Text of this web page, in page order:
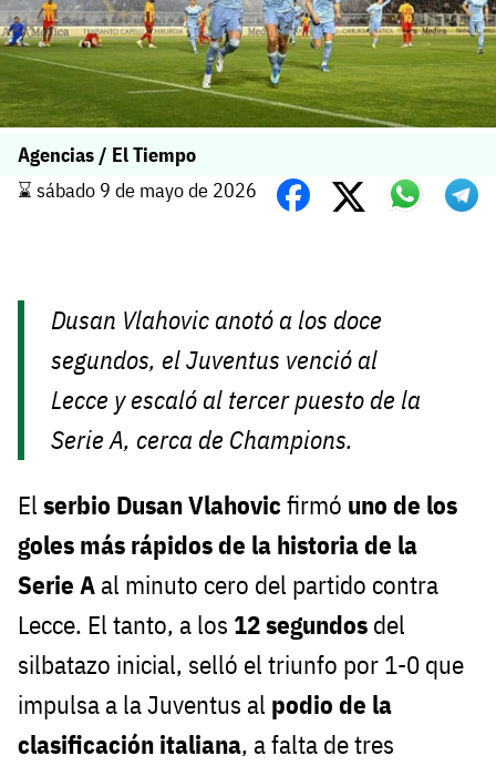
Agencias / El Tiempo
⌛️ sábado 9 de mayo de 2026
Dusan Vlahovic anotó a los doce
segundos, el Juventus venció al
Lecce y escaló al tercer puesto de la
Serie A, cerca de Champions.
El serbio Dusan Vlahovicfirmó uno de los
goles más rápidos de la historia de la
Serie A al minuto cero del partido contra
Lecce. El tanto, a los 12 segundos del
silbatazo inicial, selló el triunfo por 1-0 que
impulsa a la Juventus al podio de la
clasificación italiana, a falta de tres